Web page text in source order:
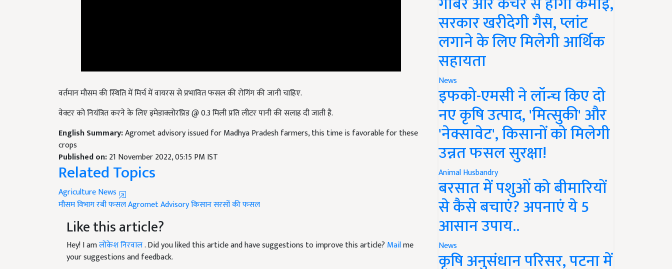
Agromet advisory issued for Madhya Pradesh farmers, this time is favorable for these
crops
Published on:
Related Topics
Agriculture News
मौसम विभाग रबी फसल
Like this article?
Hey! I amलोकेश निरवाल. Did you liked this article and have suggestions to improve this article?
your suggestions and feedback.
सरकार खरीदेगी गैस, प्लांट
लगाने के लिए मिलेगी आर्थिक
सहायता
News
इफको-एमसी ने लॉन्च किए दो
नए कृषि उत्पाद, 'मित्सुकी' और
'नेक्सावेट', किसानों को मिलेगी
उन्नत फसल सुरक्षा!
Animal Husbandry
बरसात में पशुओं को बीमारियों
से कैसे बचाएं? अपनाएं ये 5
आसान उपाय..
News
कृषि अनुसंधान परिसर, पटना में